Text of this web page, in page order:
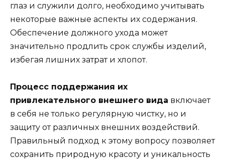
глаз и служили долго, необходимо учитывать
некоторые важные аспекты их содержания.
Обеспечение должного ухода может
значительно продлить срок службы изделий,
избегая лишних затрат и хлопот.
Процесс поддержания их
привлекательного внешнего вида включает
в себя не только регулярную чистку, но и
защиту от различных внешних воздействий.
Правильный подход к этому вопросу позволяет
сохранить природную красоту и уникальность